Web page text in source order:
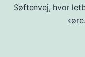
Søftenvej, hvor
køre.